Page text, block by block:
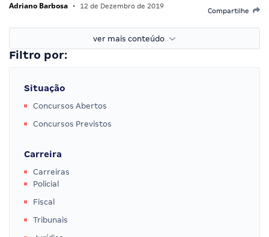
Adriano Barbosa • 12 de Dezembro de 2019
Compartilhe
ver mais conteúdo
Filtro por:
Situação
Concursos Abertos
Concursos Previstos
Carreira
Carreiras
Policial
Fiscal
Tribunais